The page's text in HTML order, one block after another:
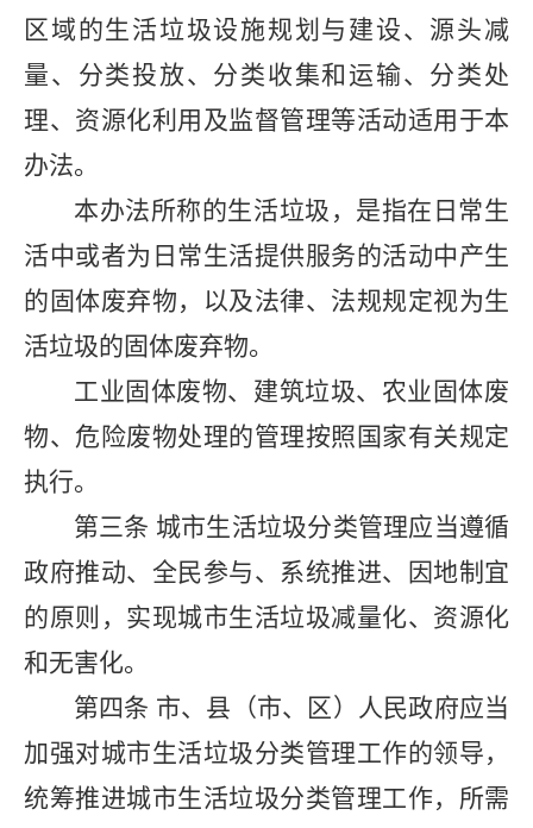
区域的生活垃圾设施规划与建设、源头减
量、分类投放、分类收集和运输、分类处
理、资源化利用及监督管理等活动适用于本
办法。
本办法所称的生活垃圾，是指在日常生
活中或者为日常生活提供服务的活动中产生
的固体废弃物，以及法律、法规规定视为生
活垃圾的固体废弃物。
工业固体废物、建筑垃圾、农业固体废
物、危险废物处理的管理按照国家有关规定
执行。
第三条 城市生活垃圾分类管理应当遵循
政府推动、全民参与、系统推进、因地制宜
的原则，实现城市生活垃圾减量化、资源化
和无害化。
第四条 市、县（市、区）人民政府应当
加强对城市生活垃圾分类管理工作的领导，
统筹推进城市生活垃圾分类管理工作，所需